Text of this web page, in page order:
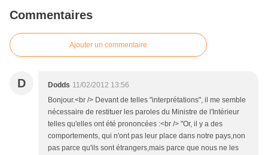
Commentaires
Ajouter un commentaire
D Dodds 11/02/2012 13:56
Bonjour.<br /> Devant de telles "interprétations", il me semble
nécessaire de restituer les paroles du Ministre de l'Intérieur
telles qu'elles ont été prononcées :<br /> "Or, il y a des
comportements, qui n'ont pas leur place dans notre pays,non
pas parce qu'ils sont étrangers,mais parce que nous ne les